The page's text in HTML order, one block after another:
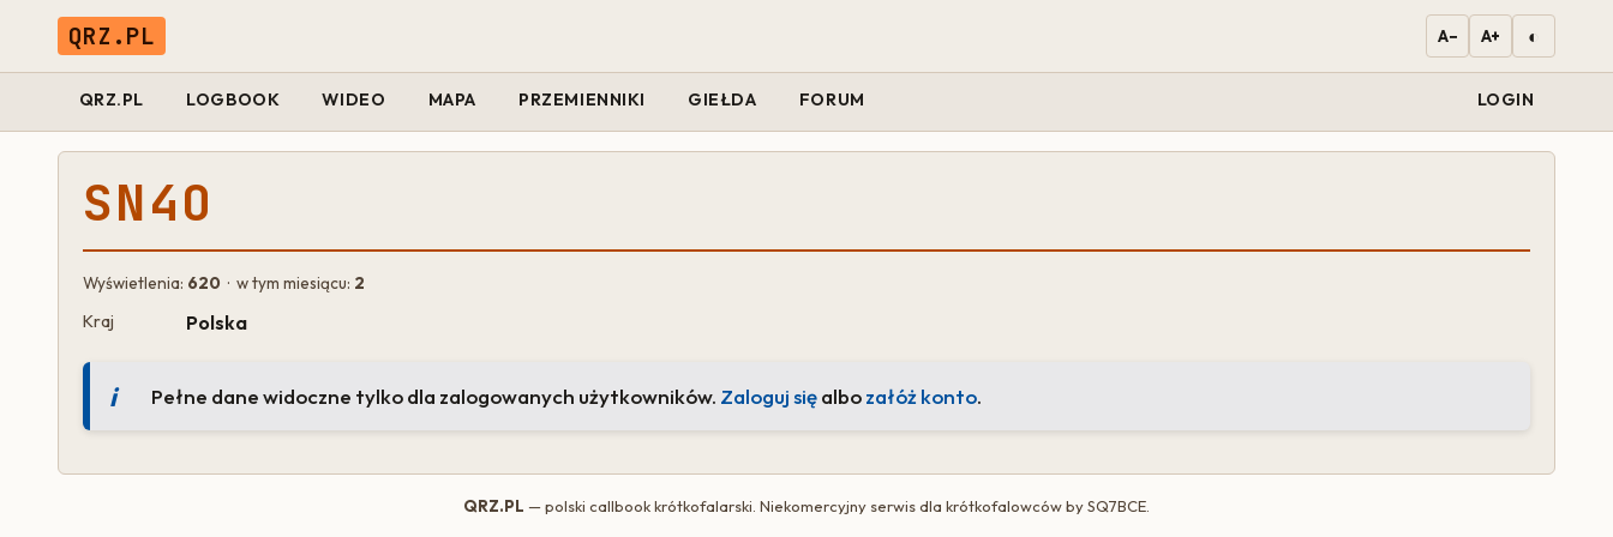
QRZ.PL A− A+ ◐
QRZ.PL LOGBOOK WIDEO MAPA PRZEMIENNIKI GIEŁDA FORUM LOGIN
SN4O
Wyświetlenia: 620 · w tym miesiącu: 2
Kraj
Polska
Pełne dane widoczne tylko dla zalogowanych użytkowników. Zaloguj sięalbozałóż konto.
QRZ.PL — polski callbook krótkofalarski. Niekomercyjny serwis dla krótkofalowców bySQ7BCE.